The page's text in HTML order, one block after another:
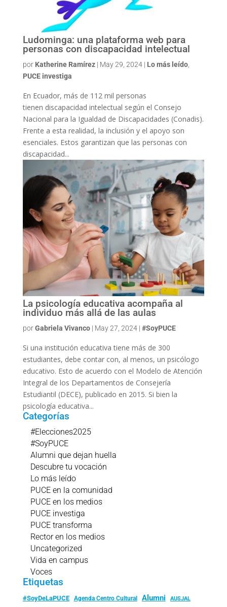
Ludominga: una plataforma web para
personas con discapacidad intelectual
por Katherine Ramírez| May 29, 2024| Lo más leído,
PUCE investiga
En Ecuador, más de 112 mil personas
tienen discapacidad intelectual según el Consejo
Nacional para la Igualdad de Discapacidades (Conadis).
Frente a esta realidad, la inclusión y el apoyo son
esenciales. Estos garantizan que las personas con
discapacidad...
La psicología educativa acompaña al
individuo más allá de las aulas
porGabriela Vivanco| May 27, 2024| #SoyPUCE
Si una institución educativa tiene más de 300
estudiantes, debe contar con, al menos, un psicólogo
educativo. Esto de acuerdo con el Modelo de Atención
Integral de los Departamentos de Consejería
Estudiantil (DECE), publicado en 2015. Si bien la
psicología educativa...
Categorías
#Elecciones2025
#SoyPUCE
Alumni que dejan huella
Descubre tu vocación
Lo más leído
PUCE en la comunidad
PUCE en los medios
PUCE investiga
PUCE transforma
Rector en los medios
Uncategorized
Vida en campus
Voces
Etiquetas
#SoyDeLaPUCE Agenda Centro Cultural Alumni
AUSJAL